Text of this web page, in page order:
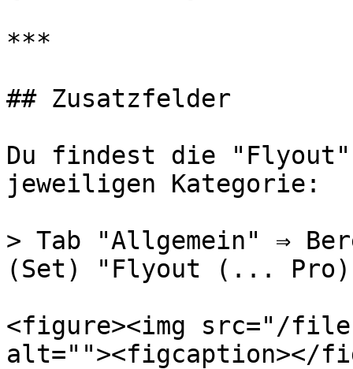
***
## Zusatzfelder
Du findest die
jeweiligen Kategorie:
> Tab "Allgemein" ⇒
(Set) "Flyout (...
<figure><img src="/files/
alt=""><figcaption></